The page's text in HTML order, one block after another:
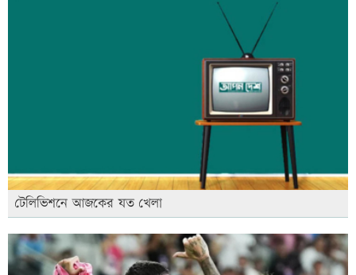
টেলিভিশনে আজকের যত খেলা